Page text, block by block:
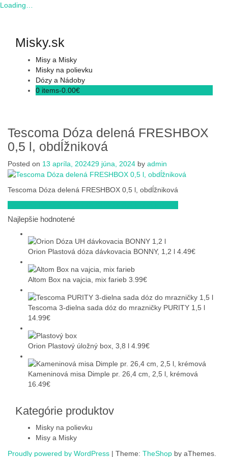
Loading…
Misky.sk
Misy a Misky
Misky na polievku
Dózy a Nádoby
0 items-0.00€
Tescoma Dóza delená FRESHBOX
0,5 l, obdĺžniková
Posted on 13 apríla, 202429 júna, 2024 by admin
Tescoma Dóza delená FRESHBOX 0,5 l, obdĺžniková
Navigácia
v
článku
Najlepšie hodnotené
Orion Plastová dóza dávkovacia BONNY, 1,2 l 4.49€
Altom Box na vajcia, mix farieb 3.99€
Tescoma 3-dielna sada dóz do mrazničky PURITY 1,5 l
14.99€
Orion Plastový úložný box, 3,8 l 4.99€
Kameninová misa Dimple pr. 26,4 cm, 2,5 l, krémová
16.49€
Kategórie produktov
Misky na polievku
Misy a Misky
Proudly powered by WordPress | Theme: TheShop by aThemes.